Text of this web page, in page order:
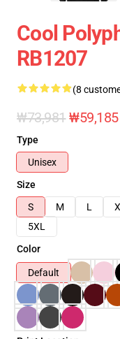
Cool
RB1207
(8
₩73,981 ₩59,185
Type
Unisex
Size
S
M L
5XL
Color
Default